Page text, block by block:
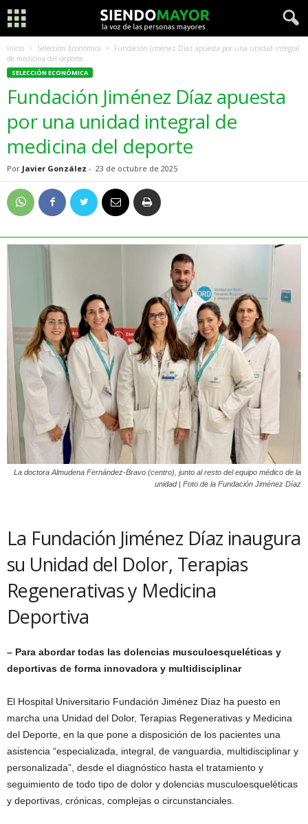
Inicio Selección Económica
Fundación Jiménez Díaz apuesta por una unidad integral
de medicina del deporte
SELECCIÓN ECONÓMICA
Fundación Jiménez Díaz apuesta
por una unidad integral de
medicina del deporte
Por Javier González - 23 de octubre de 2025
La doctora Almudena Fernández-Bravo (centro), junto al resto del equipo médico de la
unidad | Foto de la Fundación Jiménez Díaz
La Fundación Jiménez Díaz inaugura
su Unidad del Dolor, Terapias
Regenerativas y Medicina
Deportiva
– Para abordar todas las dolencias musculoesqueléticas y
deportivas de forma innovadora y multidisciplinar
El Hospital Universitario Fundación Jiménez Díaz ha puesto en
marcha una Unidad del Dolor, Terapias Regenerativas y Medicina
del Deporte, en la que pone a disposición de los pacientes una
asistencia “especializada, integral, de vanguardia, multidisciplinar y
personalizada”, desde el diagnóstico hasta el tratamiento y
seguimiento de todo tipo de dolor y dolencias musculoesqueléticas
y deportivas, crónicas, complejas o circunstanciales.